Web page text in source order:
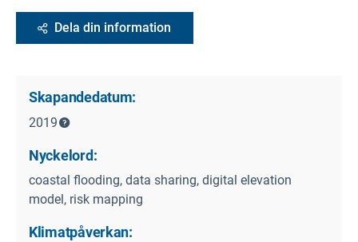
Dela din information
Skapandedatum:
2019
Nyckelord:
coastal flooding, data sharing, digital elevation
model, risk mapping
Klimatpåverkan: